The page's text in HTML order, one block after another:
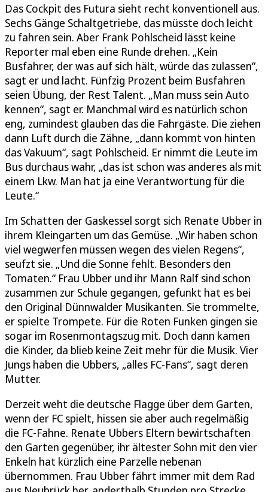
Das Cockpit des Futura sieht recht konventionell aus.
Sechs Gänge Schaltgetriebe, das müsste doch leicht
zu fahren sein. Aber Frank Pohlscheid lässt keine
Reporter mal eben eine Runde drehen. „Kein
Busfahrer, der was auf sich hält, würde das zulassen“,
sagt er und lacht. Fünfzig Prozent beim Busfahren
seien Übung, der Rest Talent. „Man muss sein Auto
kennen“, sagt er. Manchmal wird es natürlich schon
eng, zumindest glauben das die Fahrgäste. Die ziehen
dann Luft durch die Zähne, „dann kommt von hinten
das Vakuum“, sagt Pohlscheid. Er nimmt die Leute im
Bus durchaus wahr, „das ist schon was anderes als mit
einem Lkw. Man hat ja eine Verantwortung für die
Leute.“
Im Schatten der Gaskessel sorgt sich Renate Ubber in
ihrem Kleingarten um das Gemüse. „Wir haben schon
viel wegwerfen müssen wegen des vielen Regens“,
seufzt sie. „Und die Sonne fehlt. Besonders den
Tomaten.“ Frau Ubber und ihr Mann Ralf sind schon
zusammen zur Schule gegangen, gefunkt hat es bei
den Original Dünnwalder Musikanten. Sie trommelte,
er spielte Trompete. Für die Roten Funken gingen sie
sogar im Rosenmontagszug mit. Doch dann kamen
die Kinder, da blieb keine Zeit mehr für die Musik. Vier
Jungs haben die Ubbers, „alles FC-Fans“, sagt deren
Mutter.
Derzeit weht die deutsche Flagge über dem Garten,
wenn der FC spielt, hissen sie aber auch regelmäßig
die FC-Fahne. Renate Ubbers Eltern bewirtschaften
den Garten gegenüber, ihr ältester Sohn mit den vier
Enkeln hat kürzlich eine Parzelle nebenan
übernommen. Frau Ubber fährt immer mit dem Rad